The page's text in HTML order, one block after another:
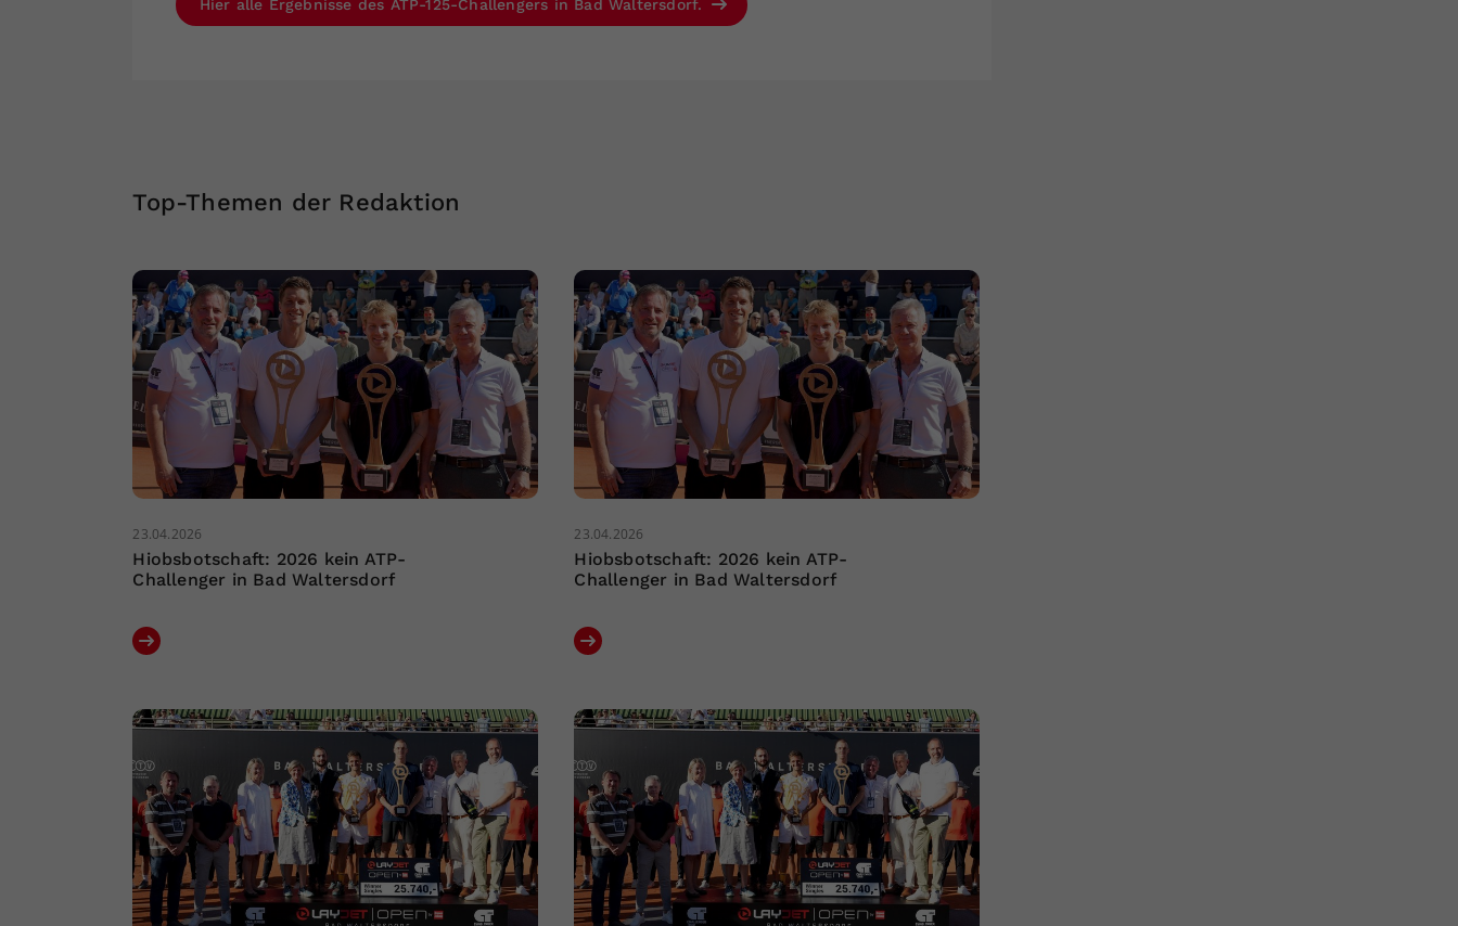
Hier alle Ergebnisse des ATP-125-Challengers in Bad Waltersdorf.
Top-Themen der Redaktion
23.04.2026
Hiobsbotschaft: 2026 kein ATP-
Challenger in Bad Waltersdorf
23.04.2026
Hiobsbotschaft: 2026 kein ATP-
Challenger in Bad Waltersdorf